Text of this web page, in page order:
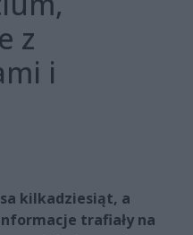
z
i
kilkadziesiąt, a
trafiały na